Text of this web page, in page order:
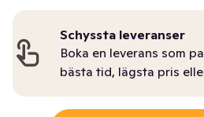
Schyssta leveranser
Boka en leverans som
bästa tid, lägsta pris